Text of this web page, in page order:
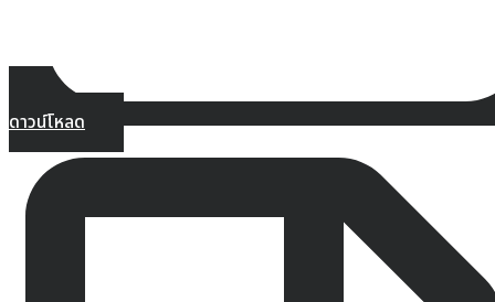
ดาวน์โหลด